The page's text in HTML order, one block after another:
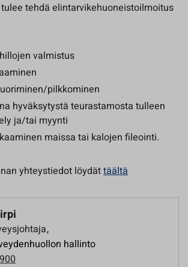
tehdä elintarvikehuoneistoilmoitus
valmistus
pilkkominen
hyväksytystä teurastamosta tulleen
ja/tai myynti
maissa tai kalojen fileointi.
yhteystiedot löydättäältä
,
hallinto